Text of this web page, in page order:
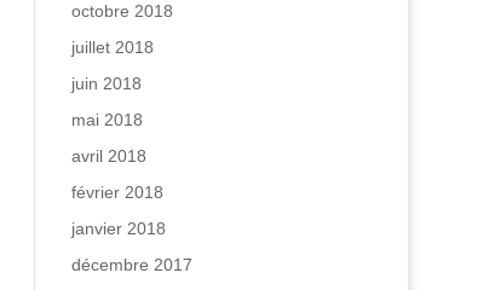
octobre 2018
juillet 2018
juin 2018
mai 2018
avril 2018
février 2018
janvier 2018
décembre 2017